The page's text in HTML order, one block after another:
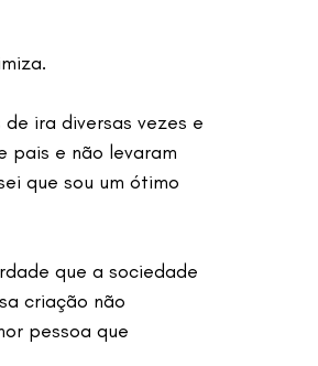
ira diversas vezes e
pais e não levaram
que sou um ótimo
que a sociedade
criação não
pessoa que